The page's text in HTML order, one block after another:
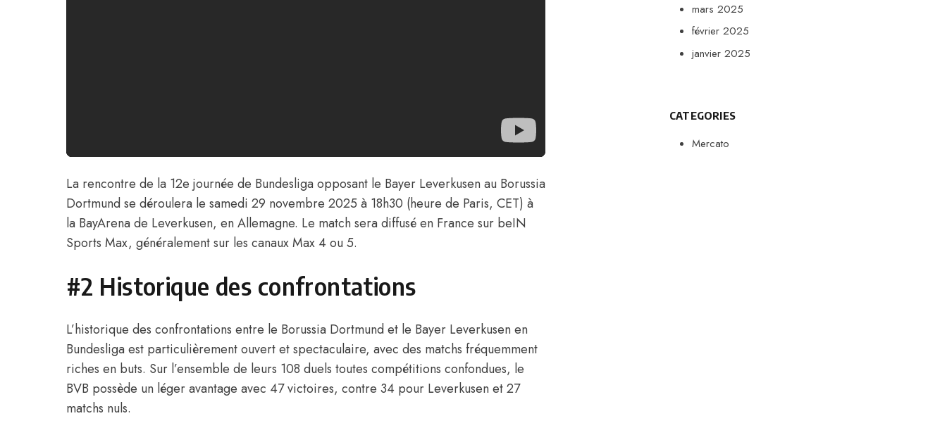
La rencontre de la 12e journée de Bundesliga opposant le Bayer Leverkusen au Borussia
Dortmund se déroulera le samedi 29 novembre 2025 à 18h30 (heure de Paris, CET) à
la BayArena de Leverkusen, en Allemagne. Le match sera diffusé en France sur beIN
Sports Max, généralement sur les canaux Max 4 ou 5.
#2 Historique des confrontations
L’historique des confrontations entre le Borussia Dortmund et le Bayer Leverkusen en
Bundesliga est particulièrement ouvert et spectaculaire, avec des matchs fréquemment
riches en buts. Sur l’ensemble de leurs 108 duels toutes compétitions confondues, le
BVB possède un léger avantage avec 47 victoires, contre 34 pour Leverkusen et 27
matchs nuls.
mars 2025
février 2025
janvier 2025
CATEGORIES
Mercato